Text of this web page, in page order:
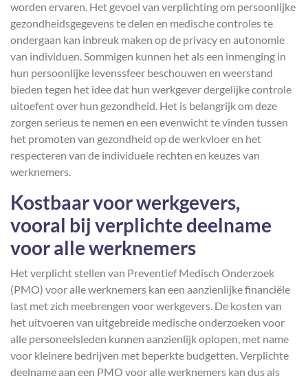
worden ervaren. Het gevoel van verplichting om persoonlijke
gezondheidsgegevens te delen en medische controles te
ondergaan kan inbreuk maken op de privacy en autonomie
van individuen. Sommigen kunnen het als een inmenging in
hun persoonlijke levenssfeer beschouwen en weerstand
bieden tegen het idee dat hun werkgever dergelijke controle
uitoefent over hun gezondheid. Het is belangrijk om deze
zorgen serieus te nemen en een evenwicht te vinden tussen
het promoten van gezondheid op de werkvloer en het
respecteren van de individuele rechten en keuzes van
werknemers.
Kostbaar voor werkgevers,
vooral bij verplichte deelname
voor alle werknemers
Het verplicht stellen van Preventief Medisch Onderzoek
(PMO) voor alle werknemers kan een aanzienlijke financiële
last met zich meebrengen voor werkgevers. De kosten van
het uitvoeren van uitgebreide medische onderzoeken voor
alle personeelsleden kunnen aanzienlijk oplopen, met name
voor kleinere bedrijven met beperkte budgetten. Verplichte
deelname aan een PMO voor alle werknemers kan dus als